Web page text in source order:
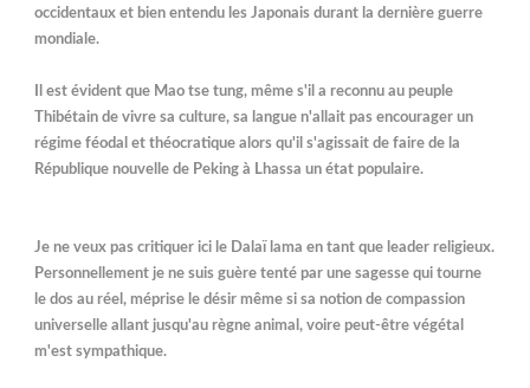
occidentaux et bien entendu les Japonais durant la dernière guerre
mondiale.
Il est évident que Mao tse tung, même s'il a reconnu au peuple
Thibétain de vivre sa culture, sa langue n'allait pas encourager un
régime féodal et théocratique alors qu'il s'agissait de faire de la
République nouvelle de Peking à Lhassa un état populaire.
Je ne veux pas critiquer ici le Dalaï lama en tant que leader religieux.
Personnellement je ne suis guère tenté par une sagesse qui tourne
le dos au réel, méprise le désir même si sa notion de compassion
universelle allant jusqu'au règne animal, voire peut-être végétal
m'est sympathique.